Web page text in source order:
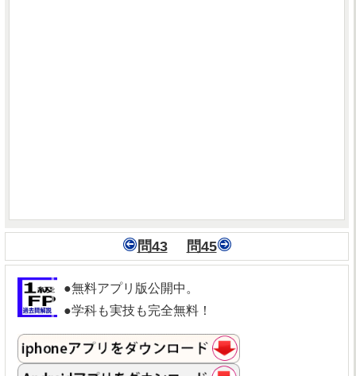
問43 問45
●無料アプリ版公開中。
●学科も実技も完全無料！